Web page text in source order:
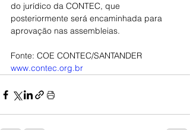
do jurídico da CONTEC, que
posteriormente será encaminhada para
aprovação nas assembleias.
Fonte: COE CONTEC/SANTANDER
www.contec.org.br